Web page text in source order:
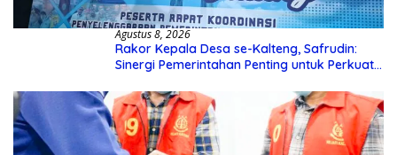
Agustus 8, 2026
Rakor Kepala Desa se-Kalteng, Safrudin:
Sinergi Pemerintahan Penting untuk Perkuat